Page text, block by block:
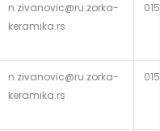
n.zivanovic@ru.zorka-
keramika.rs
n.zivanovic@ru.zorka-
keramika.rs